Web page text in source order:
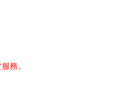
務。